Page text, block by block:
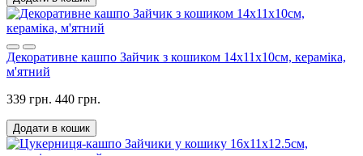
Декоративне кашпо Зайчик з кошиком 14х11х10см, кераміка,
м'ятний
339 грн. 440 грн.
Додати в кошик